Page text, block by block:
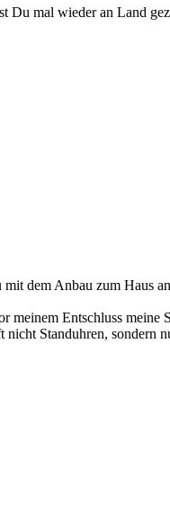
Du mal wieder an Land
dem Anbau zum Haus
Entschluss meine
Standuhren, sondern